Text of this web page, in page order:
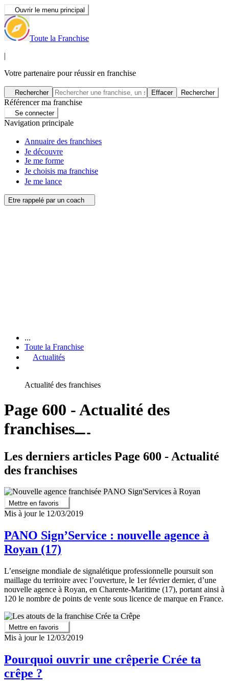
Ouvrir le menu principal
Toute la Franchise
|
Votre partenaire pour réussir en franchise
Rechercher Effacer Rechercher
Référencer ma franchise
Se connecter
Navigation principale
Annuaire des franchises
Je découvre
Je me forme
Je choisis ma franchise
Je me lance
Etre rappelé par un coach
...
Toute la Franchise
Actualités
Actualité des franchises
Page 600 - Actualité des
franchises
Les derniers articles Page 600 - Actualité
des franchises
Mettre en favoris
Mis à jour le 12/03/2019
PANO Sign’Service : nouvelle agence à
Royan (17)
L’enseigne mondiale de signalétique professionnelle poursuit son
maillage du territoire avec l’ouverture, le 1er février dernier, d’une
nouvelle agence à Royan, en Charente-Maritime (17), portant ainsi à
120 le nombre de points de vente sous licence de marque en France.
Mettre en favoris
Mis à jour le 12/03/2019
Pourquoi ouvrir une crêperie Crée ta
crêpe ?